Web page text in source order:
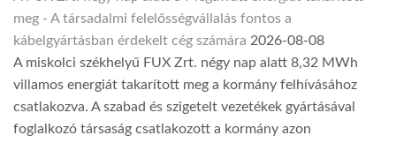
meg - A társadalmi felelősségvállalás fontos a
kábelgyártásban érdekelt cég számára 2026-08-08
A miskolci székhelyű FUX Zrt. négy nap alatt 8,32 MWh
villamos energiát takarított meg a kormány felhívásához
csatlakozva. A szabad és szigetelt vezetékek gyártásával
foglalkozó társaság csatlakozott a kormány azon